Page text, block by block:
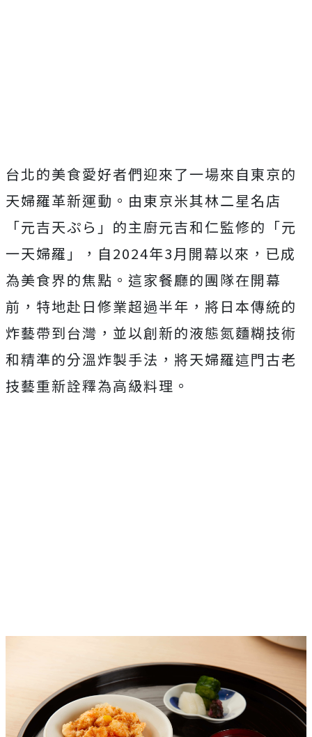
台北的美食愛好者們迎來了一場來自東京的
天婦羅革新運動。由東京米其林二星名店
「元吉天ぷら」的主廚元吉和仁監修的「元
一天婦羅」，自2024年3月開幕以來，已成
為美食界的焦點。這家餐廳的團隊在開幕
前，特地赴日修業超過半年，將日本傳統的
炸藝帶到台灣，並以創新的液態氮麵糊技術
和精準的分溫炸製手法，將天婦羅這門古老
技藝重新詮釋為高級料理。